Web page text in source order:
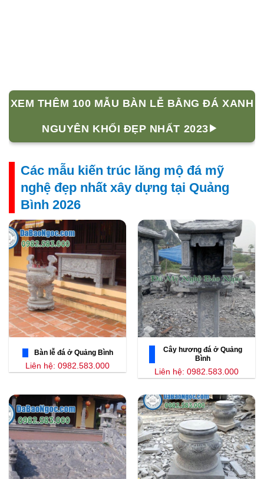
XEM THÊM 100 MẪU BÀN LỄ BẰNG ĐÁ XANH
NGUYÊN KHỐI ĐẸP NHẤT 2023
Các mẫu kiến trúc lăng mộ đá mỹ
nghệ đẹp nhất xây dựng tại Quảng
Bình 2026
Bàn lễ đá ở Quảng Bình
Liên hệ: 0982.583.000
Cây hương đá ở Quảng
Bình
Liên hệ: 0982.583.000